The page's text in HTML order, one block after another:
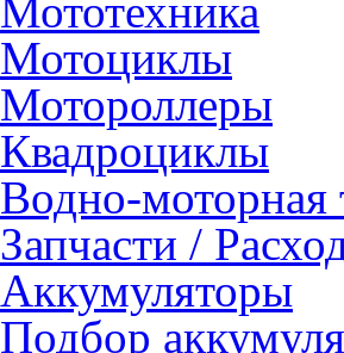
Мототехника
Мотоциклы
Мотороллеры
Квадроциклы
Водно-моторная
Запчасти /
Аккумуляторы
Подбор